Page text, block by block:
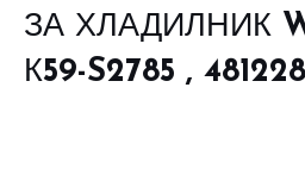
ЗА ХЛАДИЛНИК
К59-S2785 ,